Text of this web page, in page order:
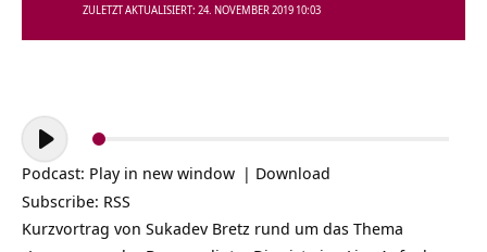
ZULETZT AKTUALISIERT: 24. NOVEMBER 2019 10:03
Audio-
Player
Podcast: Play in new window | Download
Subscribe: RSS
Kurzvortrag von Sukadev Bretz rund um das Thema